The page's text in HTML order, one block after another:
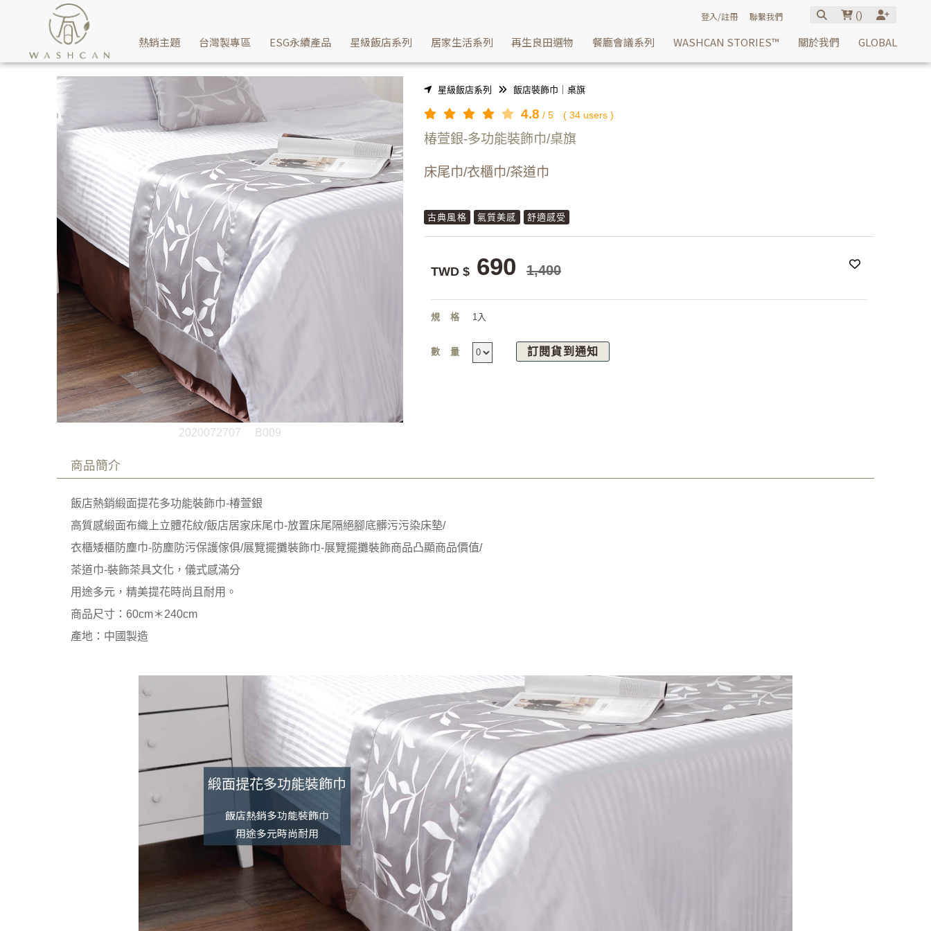
Washcan瓦士肯-可防塵防污保護傢俱床墊，也可凸顯商品價值增添文化氣息與儀式感-多功能裝飾巾/椿萱銀 | Washcan瓦士肯
登入/註冊 聯繫我們 ()
熱銷主題 台灣製專區 ESG永續產品 星級飯店系列 居家生活系列 再生良田選物 餐廳會議系列 WASHCAN STORIES™ 關於我們 GLOBAL
2020072707 B009
星級飯店系列 飯店裝飾巾｜桌旗
4.8 / 5 ( 34 users )
椿萱銀-多功能裝飾巾/桌旗
床尾巾/衣櫃巾/茶道巾
古典風格 氣質美感 舒適感受
TWD $ 690 1,400
規格 1入
數量 訂閱貨到通知
商品簡介
飯店熱銷緞面提花多功能裝飾巾-椿萱銀
高質感緞面布織上立體花紋/飯店居家床尾巾-放置床尾隔絕腳底髒污污染床墊/
衣櫃矮櫃防塵巾-防塵防污保護傢俱/展覽擺攤裝飾巾-展覽擺攤裝飾商品凸顯商品價值/
茶道巾-裝飾茶具文化，儀式感滿分
用途多元，精美提花時尚且耐用。
商品尺寸：60cm＊240cm
產地：中國製造
緞面提花多功能裝飾巾
飯店熱銷多功能裝飾巾
用途多元時尚耐用